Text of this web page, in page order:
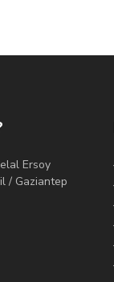
Ersoy
/ Gaziantep